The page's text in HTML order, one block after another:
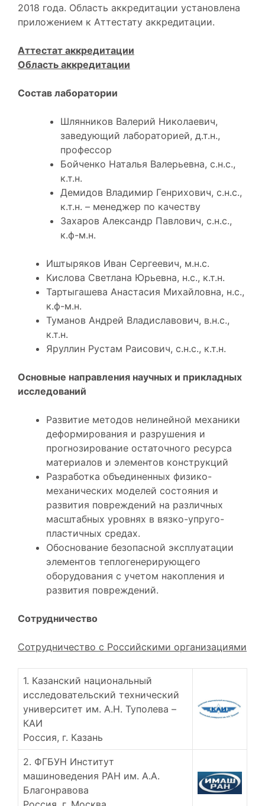
2018 года. Область аккредитации установлена
приложением к Аттестату аккредитации.
Аттестат аккредитации
Область аккредитации
Состав лаборатории
Шлянников Валерий Николаевич,
заведующий лабораторией, д.т.н.,
профессор
Бойченко Наталья Валерьевна, с.н.с.,
к.т.н.
Демидов Владимир Генрихович, с.н.с.,
к.т.н. – менеджер по качеству
Захаров Александр Павлович, с.н.с.,
к.ф-м.н.
Иштыряков Иван Сергеевич, м.н.с.
Кислова Светлана Юрьевна, н.с., к.т.н.
Тартыгашева Анастасия Михайловна, н.с.,
к.ф-м.н.
Туманов Андрей Владиславович, в.н.с.,
к.т.н.
Яруллин Рустам Раисович, с.н.с., к.т.н.
Основные направления научных и прикладных
исследований
Развитие методов нелинейной механики
деформирования и разрушения и
прогнозирование остаточного ресурса
материалов и элементов конструкций
Разработка объединенных физико-
механических моделей состояния и
развития повреждений на различных
масштабных уровнях в вязко-упруго-
пластичных средах.
Обоснование безопасной эксплуатации
элементов теплогенерирующего
оборудования с учетом накопления и
развития повреждений.
Сотрудничество
Сотрудничество с Российскими организациями
1. Казанский национальный
исследовательский технический
университет им. А.Н. Туполева –
КАИ
Россия, г. Казань
2. ФГБУН Институт
машиноведения РАН им. А.А.
Благонравова